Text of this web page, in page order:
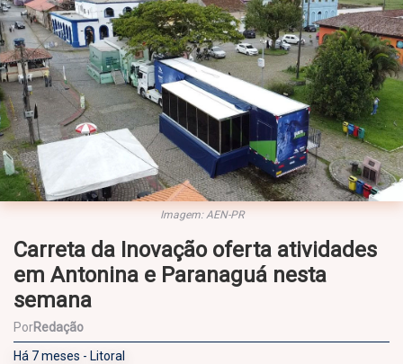
Imagem: AEN-PR
Carreta da Inovação oferta atividades
em Antonina e Paranaguá nesta
semana
PorRedação
Há 7 meses - Litoral